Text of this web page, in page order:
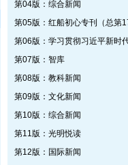
第04版：综合新闻
第07版：智库
第08版：教科新闻
第09版：文化新闻
第10版：综合新闻
第11版：光明悦读
第12版：国际新闻